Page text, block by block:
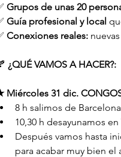
Grupos de unas 20
Guía profesional y local
Conexiones reales:
¿QUÉ VAMOS A HACER?:
Miércoles 31 dic.
8 h salimos de Barcelona
10,30 h desayunamos
Después vamos hasta
para acabar muy bien